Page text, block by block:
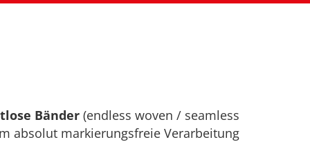
Bänder (endless woven / seamless
absolut markierungsfreie Verarbeitung